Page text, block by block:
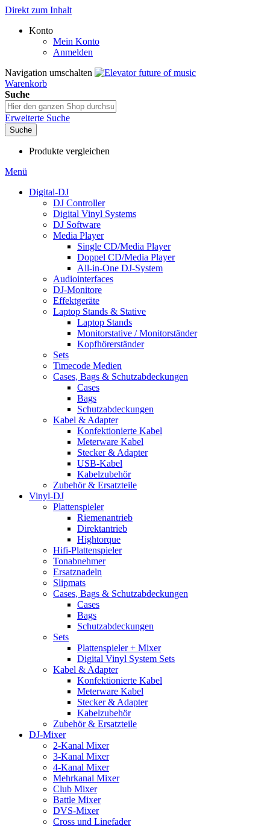
Direkt zum Inhalt
Konto
Mein Konto
Anmelden
Navigation umschalten
Warenkorb
Suche
Erweiterte Suche
Suche
Produkte vergleichen
Menü
Digital-DJ
DJ Controller
Digital Vinyl Systems
DJ Software
Media Player
Single CD/Media Player
Doppel CD/Media Player
All-in-One DJ-System
Audiointerfaces
DJ-Monitore
Effektgeräte
Laptop Stands & Stative
Laptop Stands
Monitorstative / Monitorständer
Kopfhörerständer
Sets
Timecode Medien
Cases, Bags & Schutzabdeckungen
Cases
Bags
Schutzabdeckungen
Kabel & Adapter
Konfektionierte Kabel
Meterware Kabel
Stecker & Adapter
USB-Kabel
Kabelzubehör
Zubehör & Ersatzteile
Vinyl-DJ
Plattenspieler
Riemenantrieb
Direktantrieb
Hightorque
Hifi-Plattenspieler
Tonabnehmer
Ersatznadeln
Slipmats
Cases, Bags & Schutzabdeckungen
Cases
Bags
Schutzabdeckungen
Sets
Plattenspieler + Mixer
Digital Vinyl System Sets
Kabel & Adapter
Konfektionierte Kabel
Meterware Kabel
Stecker & Adapter
Kabelzubehör
Zubehör & Ersatzteile
DJ-Mixer
2-Kanal Mixer
3-Kanal Mixer
4-Kanal Mixer
Mehrkanal Mixer
Club Mixer
Battle Mixer
DVS-Mixer
Cross und Linefader